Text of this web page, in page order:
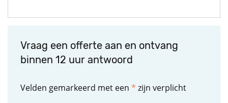
Vraag een offerte aan en ontvang
binnen 12 uur antwoord
Velden gemarkeerd met een * zijn verplicht